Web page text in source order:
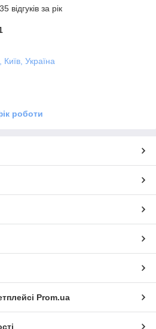
відгуків за рік
Київ, Україна
роботи
Prom.ua